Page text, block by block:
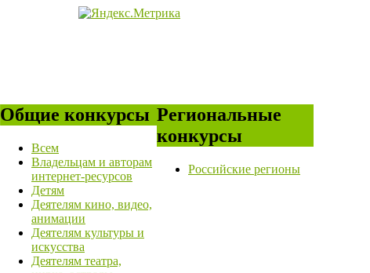
Общие конкурсы
Всем
Владельцам и авторам
интернет-ресурсов
Детям
Деятелям кино, видео,
анимации
Деятелям культуры и
искусства
Деятелям театра,
Региональные
конкурсы
Российские регионы